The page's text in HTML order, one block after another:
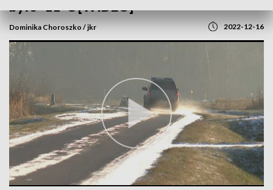
było -11°C [WIDEO]
Dominika Choroszko / jkr 2022-12-16